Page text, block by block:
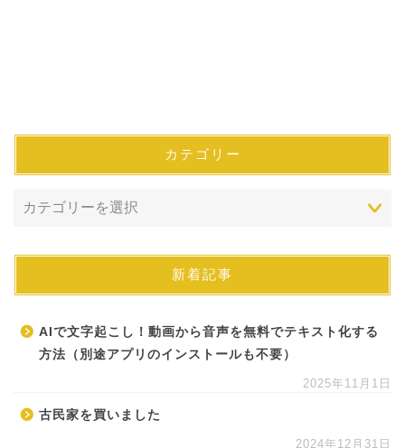
カテゴリー
新着記事
AIで文字起こし！動画から音声を無料でテキスト化する
方法（別途アプリのインストールも不要）
2025年11月1日
古民家を買いました
2024年12月31日